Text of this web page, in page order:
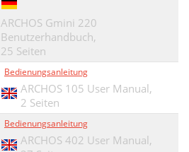
ARCHOS Gmini 220
Benutzerhandbuch,
25 Seiten
Bedienungsanleitung
ARCHOS 105 User Manual,
2 Seiten
Bedienungsanleitung
ARCHOS 402 User Manual,